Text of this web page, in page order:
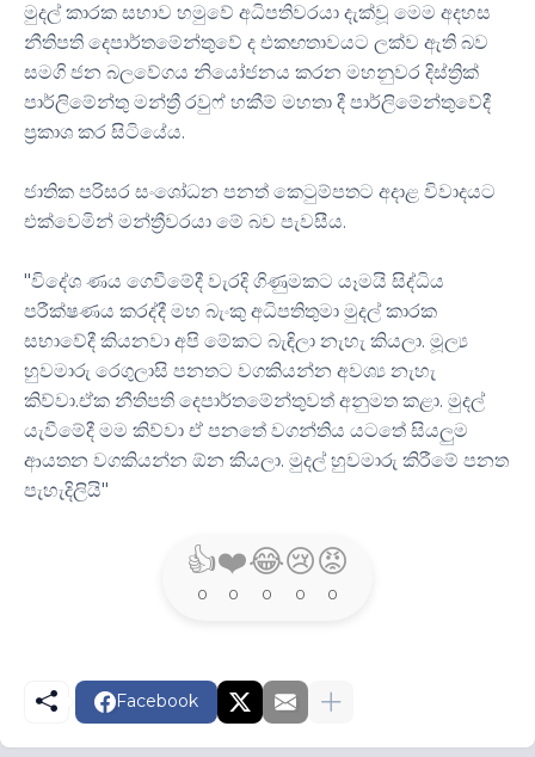
මුදල් කාරක සභාව හමුවේ අධිපතිවරයා දැක්වූ මෙම අදහස
නීතිපති දෙපාර්තමේන්තුවේ ද එකඟතාවයට ලක්ව ඇති බව
සමගි ජන බලවේගය නියෝජනය කරන මහනුවර දිස්ත්‍රික්
පාර්ලිමේන්තු මන්ත්‍රී රවුෆ් හකීම් මහතා දී පාර්ලිමේන්තුවේදී
ප්‍රකාශ කර සිටියේය.
ජාතික පරිසර සංශෝධන පනත් කෙටුම්පතට අදාළ විවාදයට
එක්වෙමින් මන්ත්‍රීවරයා මේ බව පැවසීය.
"විදේශ ණය ගෙවීමේදී වැරදි ගිණුමකට යෑමයි සිද්ධිය
පරීක්ෂණය කරද්දී මහ බැංකු අධිපතිතුමා මුදල් කාරක
සභාවේදී කියනවා අපි මේකට බැඳිලා නැහැ කියලා. මූල්‍ය
හුවමාරු රෙගුලාසි පනතට වගකියන්න අවශ්‍ය නැහැ
කිව්වා.ඒක නීතිපති දෙපාර්තමේන්තුවත් අනුමත කළා. මුදල්
යැවීමේදී මම කිව්වා ඒ පනතේ වගන්තිය යටතේ සියලුම
ආයතන වගකියන්න ඕන කියලා. මුදල් හුවමාරු කිරීමේ පනත
පැහැදිලියි"
👍
0
❤️
0
😂
0
😢
0
😡
0
Facebook